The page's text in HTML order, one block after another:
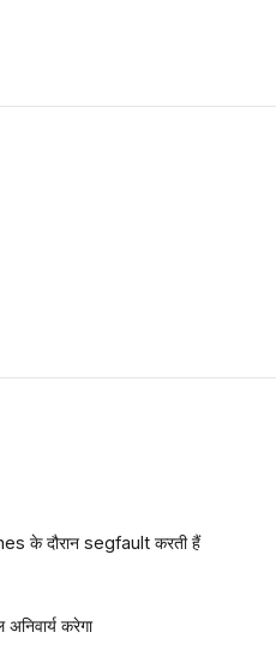
के दौरान segfault करती हैं
करेगा